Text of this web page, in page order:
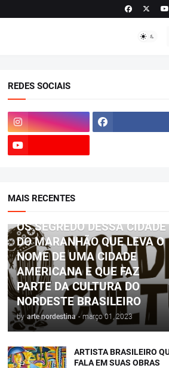
REDES SOCIAIS
MAIS RECENTES
OS SEGREDO DESSA CIDADE
DO MARANHÃO QUE LEVA O
NOME DE UMA CIDADE
AMERICANA E QUE FAZ
PARTE DA CULTURA DO
NORDESTE BRASILEIRO
by arte nordestina - março 01, 2023
ARTISTA BRASILEIRO
FALA EM SUAS OBRAS